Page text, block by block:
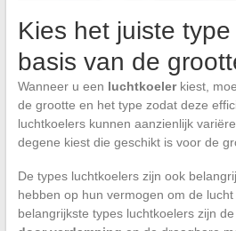
Kies het juiste
basis van de
Wanneer u een luchtkoelerkiest,
de grootte en het type zodat deze
luchtkoelers kunnen aanzienlijk
degene kiest die geschikt is voor de
De types luchtkoelers zijn ook
hebben op hun vermogen om de
belangrijkste types luchtkoelers zijn